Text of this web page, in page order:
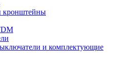
кронштейны
и комплектующие